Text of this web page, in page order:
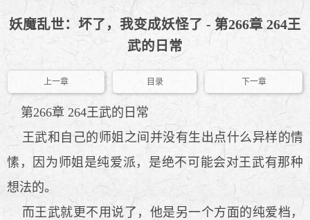
妖魔乱世：坏了，我变成妖怪了 - 第266章 264王
武的日常
上一章 目录 下一章
第266章 264王武的日常
王武和自己的师姐之间并没有生出点什么异样的情
愫，因为师姐是纯爱派，是绝不可能会对王武有那种
想法的。
而王武就更不用说了，他是另一个方面的纯爱档，